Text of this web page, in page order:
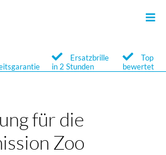
Ersatzbrille
in 2 Stunden
Top
bewertet
für die
Zoo